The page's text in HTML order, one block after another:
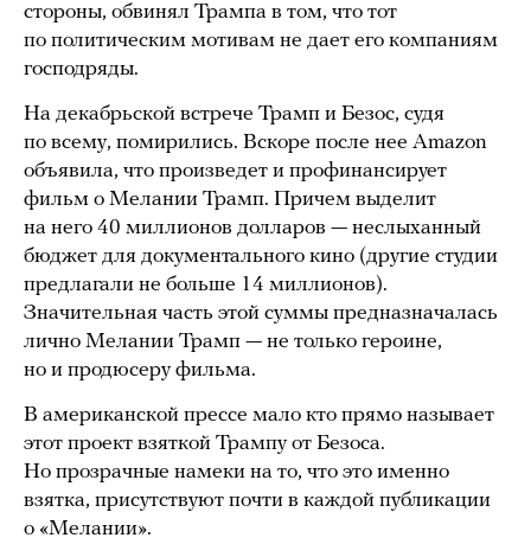
стороны, обвинял Трампа в том, что тот
по политическим мотивам не дает его компаниям
господряды.
На декабрьской встрече Трамп и Безос, судя
по всему, помирились. Вскоре после нее Amazon
объявила, что произведет и профинансирует
фильм о Мелании Трамп. Причем выделит
на него 40 миллионов долларов — неслыханный
бюджет для документального кино (другие студии
предлагали не больше 14 миллионов).
Значительная часть этой суммы предназначалась
лично Мелании Трамп — не только героине,
но и продюсеру фильма.
В американской прессе мало кто прямо называет
этот проект взяткой Трампу от Безоса.
Но прозрачные намеки на то, что это именно
взятка, присутствуют почти в каждой публикации
о «Мелании».